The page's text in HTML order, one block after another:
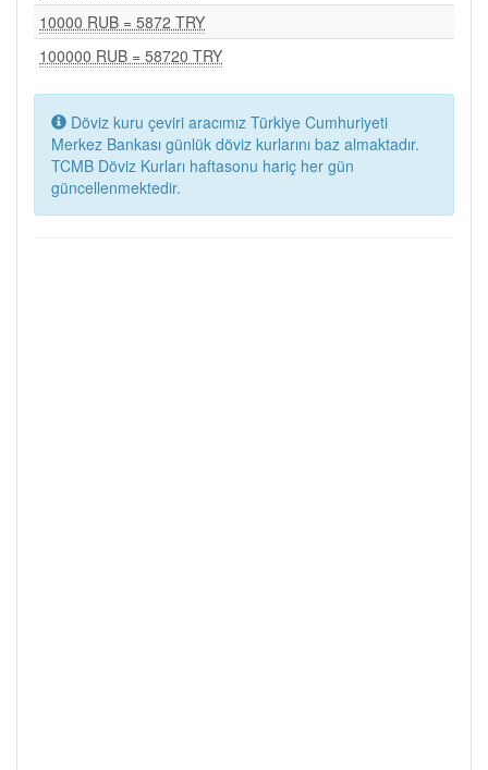
10000 RUB = 5872 TRY
100000 RUB = 58720 TRY
Döviz kuru çeviri aracımız Türkiye Cumhuriyeti
Merkez Bankası günlük döviz kurlarını baz almaktadır.
TCMB Döviz Kurları haftasonu hariç her gün
güncellenmektedir.